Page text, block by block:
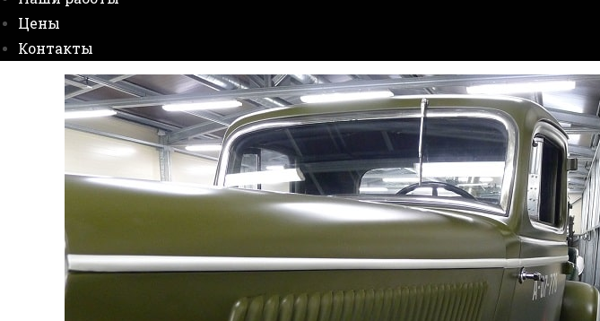
Цены
Контакты